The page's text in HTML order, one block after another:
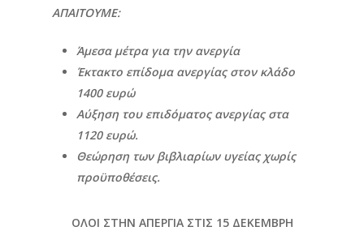
ΑΠΑΙΤΟΥΜΕ:
Άμεσα μέτρα για την ανεργία
Έκτακτο επίδομα ανεργίας στον κλάδο
1400 ευρώ
Αύξηση του επιδόματος ανεργίας στα
1120 ευρώ.
Θεώρηση των βιβλιαρίων υγείας χωρίς
προϋποθέσεις.
ΟΛΟΙ ΣΤΗΝ ΑΠΕΡΓΙΑ ΣΤΙΣ 15 ΔΕΚΕΜΒΡΗ